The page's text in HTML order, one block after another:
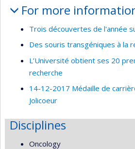
For more
Trois découvertes de l'année
Des souris transgéniques à la
L’Université obtient ses 20
recherche
14-12-2017 Médaille de
Jolicoeur
Disciplines
Oncology